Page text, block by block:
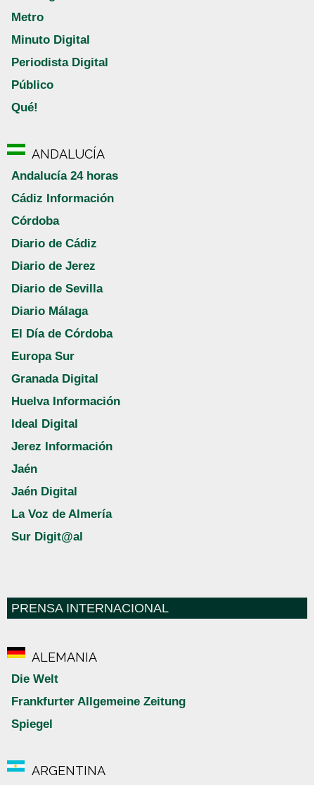
Metro
Minuto Digital
Periodista Digital
Público
Qué!
ANDALUCÍA
Andalucía 24 horas
Cádiz Información
Córdoba
Diario de Cádiz
Diario de Jerez
Diario de Sevilla
Diario Málaga
El Día de Córdoba
Europa Sur
Granada Digital
Huelva Información
Ideal Digital
Jerez Información
Jaén
Jaén Digital
La Voz de Almería
Sur Digit@al
PRENSA INTERNACIONAL
ALEMANIA
Die Welt
Frankfurter Allgemeine Zeitung
Spiegel
ARGENTINA